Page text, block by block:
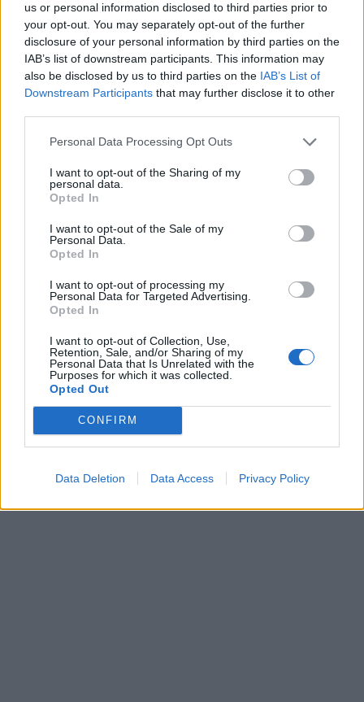
us or personal information disclosed to third parties prior to
your opt-out. You may separately opt-out of the further
disclosure of your personal information by third parties on the
IAB’s list of downstream participants. This information may
also be disclosed by us to third parties on the IAB’s List of
Downstream Participants that may further disclose it to other
Personal Data Processing Opt Outs
I want to opt-out of the Sharing of my
personal data.
Opted In
I want to opt-out of the Sale of my
Personal Data.
Opted In
I want to opt-out of processing my
Personal Data for Targeted Advertising.
Opted In
I want to opt-out of Collection, Use,
Retention, Sale, and/or Sharing of my
Personal Data that Is Unrelated with the
Purposes for which it was collected.
Opted Out
CONFIRM
Data Deletion Data Access Privacy Policy
2χρονο ανατριχίλα
Φρίκη
Είμαστε και στο Google News:
Ακολουθήστε μας